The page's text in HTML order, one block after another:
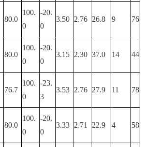
80.0
100.
0
-20.
0
3.50 2.76 26.8 9 76
80.0
100.
0
-20.
0
3.15 2.30 37.0 14 44
76.7
100.
0
-23.
3
3.53 2.76 27.9 11 78
80.0
100.
0
-20.
0
3.33 2.71 22.9 4 58